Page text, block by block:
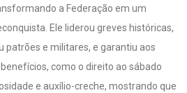
a Federação em um
Ele liderou greves históricas,
patrões e militares, e garantiu aos
como o direito ao sábado
e auxílio-creche, mostrando que